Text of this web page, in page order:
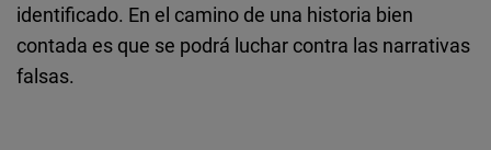
identificado. En el camino de una historia bien
contada es que se podrá luchar contra las narrativas
falsas.